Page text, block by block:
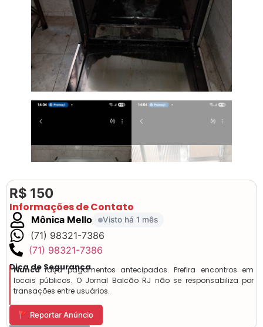
R$ 150
Informações de Contato
Mônica Mello Visto há 1 mês
(71) 98321-7386
(71) 98321-7386
Dica de Segurança
Nuncafaça pagamentos antecipados. Prefira encontros em
locais públicos. O Jornal Balcão RJ não se responsabiliza por
transações entre usuários.
🚩 Reportar Anúncio